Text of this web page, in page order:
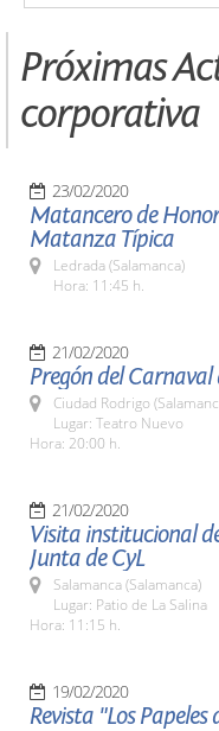
Próximas
corporativa
23/02/2020
Matancero de
Matanza Típica
Ledrada (Salamanca)
Hora: 11:45 h.
21/02/2020
Pregón del Carnaval
Ciudad Rodrigo
Lugar: Teatro Nuevo
Hora: 20:00 h.
21/02/2020
Visita institucional
Junta de CyL
Salamanca (Salamanca)
Lugar: Patio de La Salina
Hora: 11:15 h.
19/02/2020
Revista "Los